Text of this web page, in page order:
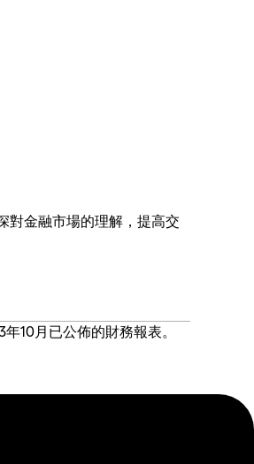
對金融市場的理解，提高交
10月已公佈的財務報表。